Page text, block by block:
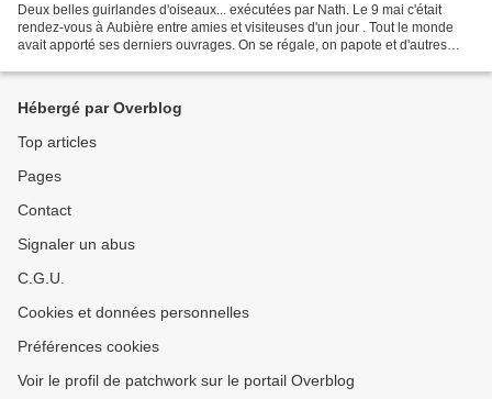
Deux belles guirlandes d'oiseaux... exécutées par Nath. Le 9 mai c'était
rendez-vous à Aubière entre amies et visiteuses d'un jour . Tout le monde
avait apporté ses derniers ouvrages. On se régale, on papote et d'autres
Hébergé par Overblog
Top articles
Pages
Contact
Signaler un abus
C.G.U.
Cookies et données personnelles
Préférences cookies
Voir le profil de patchwork sur le portail Overblog